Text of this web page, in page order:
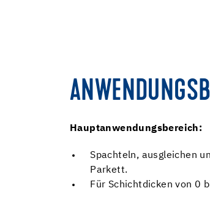
Hauptanwendungsbereich:
Spachteln, ausgleichen
Parkett.
Für Schichtdicken von 0